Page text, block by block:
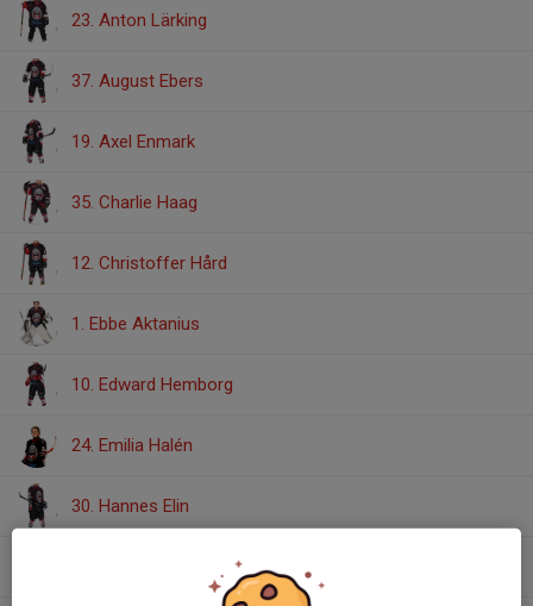
23. Anton Lärking
37. August Ebers
19. Axel Enmark
35. Charlie Haag
12. Christoffer Hård
1. Ebbe Aktanius
10. Edward Hemborg
24. Emilia Halén
30. Hannes Elin